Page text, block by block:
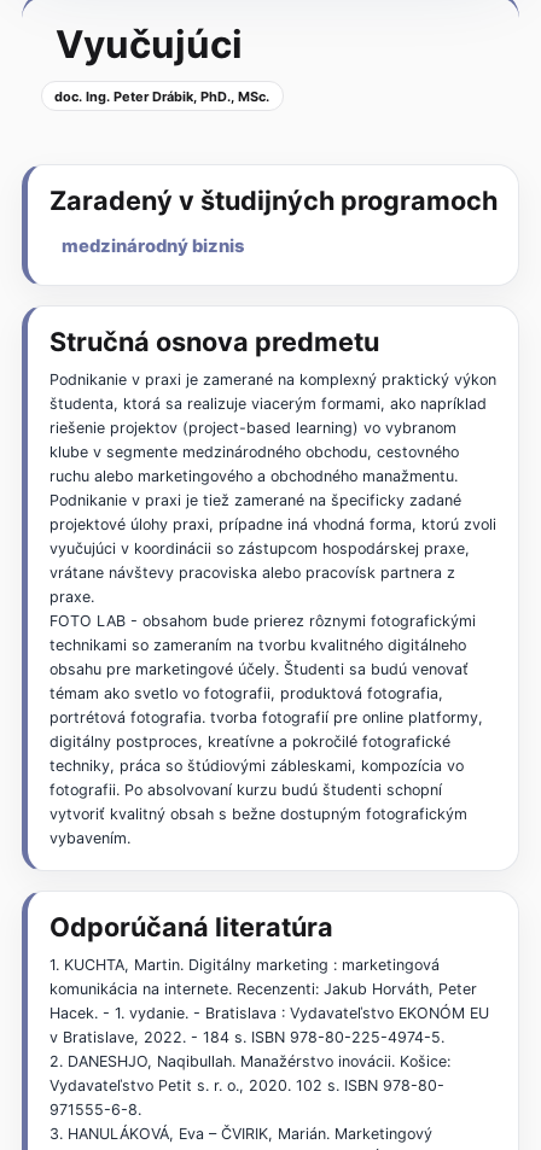
Vyučujúci
doc. Ing. Peter Drábik, PhD., MSc.
Zaradený v študijných programoch
medzinárodný biznis
Stručná osnova predmetu
Podnikanie v praxi je zamerané na komplexný praktický výkon
študenta, ktorá sa realizuje viacerým formami, ako napríklad
riešenie projektov (project-based learning) vo vybranom
klube v segmente medzinárodného obchodu, cestovného
ruchu alebo marketingového a obchodného manažmentu.
Podnikanie v praxi je tiež zamerané na špecificky zadané
projektové úlohy praxi, prípadne iná vhodná forma, ktorú zvoli
vyučujúci v koordinácii so zástupcom hospodárskej praxe,
vrátane návštevy pracoviska alebo pracovísk partnera z
praxe.
FOTO LAB - obsahom bude prierez rôznymi fotografickými
technikami so zameraním na tvorbu kvalitného digitálneho
obsahu pre marketingové účely. Študenti sa budú venovať
témam ako svetlo vo fotografii, produktová fotografia,
portrétová fotografia. tvorba fotografií pre online platformy,
digitálny postproces, kreatívne a pokročilé fotografické
techniky, práca so štúdiovými zábleskami, kompozícia vo
fotografii. Po absolvovaní kurzu budú študenti schopní
vytvoriť kvalitný obsah s bežne dostupným fotografickým
vybavením.
Odporúčaná literatúra
1. KUCHTA, Martin. Digitálny marketing : marketingová
komunikácia na internete. Recenzenti: Jakub Horváth, Peter
Hacek. - 1. vydanie. - Bratislava : Vydavateľstvo EKONÓM EU
v Bratislave, 2022. - 184 s. ISBN 978-80-225-4974-5.
2. DANESHJO, Naqibullah. Manažérstvo inovácii. Košice:
Vydavateľstvo Petit s. r. o., 2020. 102 s. ISBN 978-80-
971555-6-8.
3. HANULÁKOVÁ, Eva – ČVIRIK, Marián. Marketingový